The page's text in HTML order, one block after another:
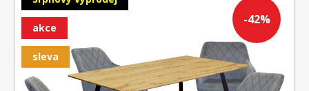
-42%
akce
sleva